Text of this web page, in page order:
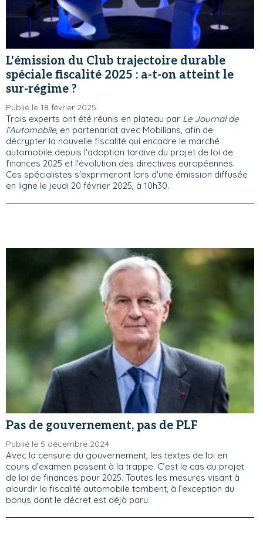
L'émission du Club trajectoire durable
spéciale fiscalité 2025 : a-t-on atteint le
sur-régime ?
Publié le 18 février 2025
Trois experts ont été réunis en plateau par Le Journal de
l'Automobile, en partenariat avec Mobilians, afin de
décrypter la nouvelle fiscalité qui encadre le marché
automobile depuis l'adoption tardive du projet de loi de
finances 2025 et l'évolution des directives européennes.
Ces spécialistes s'exprimeront lors d'une émission diffusée
en ligne le jeudi 20 février 2025, à 10h30.
Pas de gouvernement, pas de PLF
Publié le 5 décembre 2024
Avec la censure du gouvernement, les textes de loi en
cours d’examen passent à la trappe. C’est le cas du projet
de loi de finances pour 2025. Toutes les mesures visant à
alourdir la fiscalité automobile tombent, à l’exception du
bonus dont le décret est déjà paru.